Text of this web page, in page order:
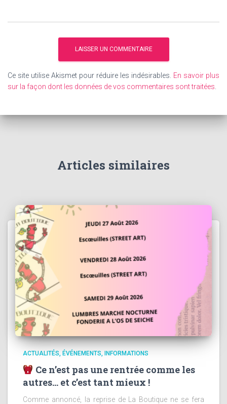
Ce site utilise Akismet pour réduire les indésirables. En savoir plus
sur la façon dont les données de vos commentaires sont traitées
Articles similaires
ACTUALITÉS ÉVÉNEMENTS INFORMATIONS
Ce n’est pas une rentrée comme les
autres… et c’est tant mieux !
Comme annoncé, la reprise de La Boutique ne se fera